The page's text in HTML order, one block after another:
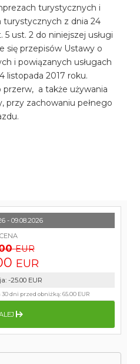
turystycznych i
turystycznych z dnia 24
ust. 2 do niniejszej usługi
się przepisów Ustawy o
i powiązanych usługach
listopada 2017 roku.
przerw, a także używania
przy zachowaniu pełnego
- 09.08.2026
CENA
EUR
EUR
: -25.00 EUR
30 dni przed obniżką:65.00 EUR